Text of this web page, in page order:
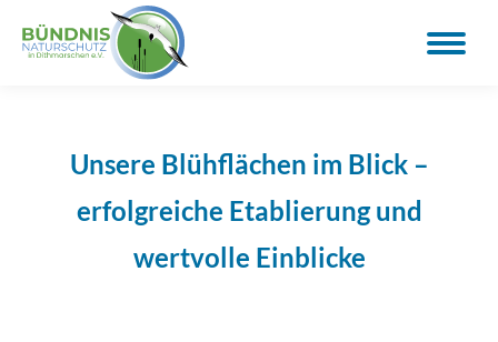
Unsere Blühflächen im Blick –
erfolgreiche Etablierung und
wertvolle Einblicke